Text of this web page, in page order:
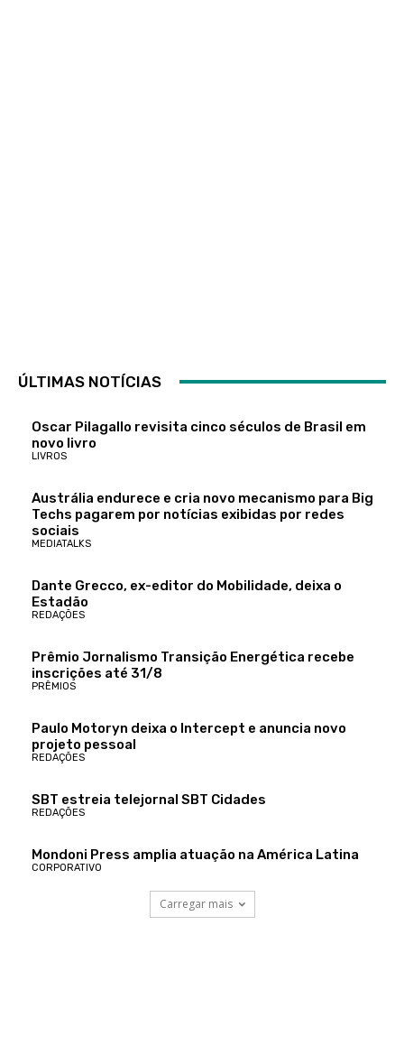
ÚLTIMAS NOTÍCIAS
Oscar Pilagallo revisita cinco séculos de Brasil em
novo livro
LIVROS
Austrália endurece e cria novo mecanismo para Big
Techs pagarem por notícias exibidas por redes
sociais
MEDIATALKS
Dante Grecco, ex-editor do Mobilidade, deixa o
Estadão
REDAÇÕES
Prêmio Jornalismo Transição Energética recebe
inscrições até 31/8
PRÊMIOS
Paulo Motoryn deixa o Intercept e anuncia novo
projeto pessoal
REDAÇÕES
SBT estreia telejornal SBT Cidades
REDAÇÕES
Mondoni Press amplia atuação na América Latina
CORPORATIVO
Carregar mais